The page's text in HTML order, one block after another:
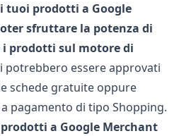
tuoi prodotti a Google
sfruttare la potenza di
i prodotti sul motore di
potrebbero essere approvati
schede gratuite oppure
pagamento di tipo Shopping.
a Google Merchant